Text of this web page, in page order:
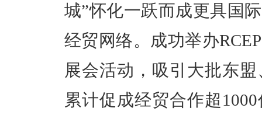
城”怀化一跃而成更具国
经贸网络。成功举办
展会活动，吸引大批东
累计促成经贸合作超